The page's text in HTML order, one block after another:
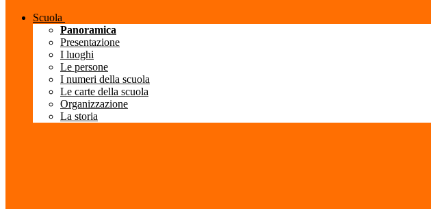
Scuola
Panoramica
Presentazione
I luoghi
Le persone
I numeri della scuola
Le carte della scuola
Organizzazione
La storia